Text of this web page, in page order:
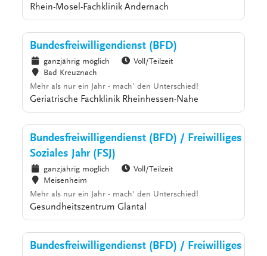
Rhein-Mosel-Fachklinik Andernach
Bundesfreiwilligendienst (BFD)
ganzjährig möglich
Voll/Teilzeit
Bad Kreuznach
Mehr als nur ein Jahr - mach' den Unterschied!
Geriatrische Fachklinik Rheinhessen-Nahe
Bundesfreiwilligendienst (BFD) / Freiwilliges
Soziales Jahr (FSJ)
ganzjährig möglich
Voll/Teilzeit
Meisenheim
Mehr als nur ein Jahr - mach' den Unterschied!
Gesundheitszentrum Glantal
Bundesfreiwilligendienst (BFD) / Freiwilliges